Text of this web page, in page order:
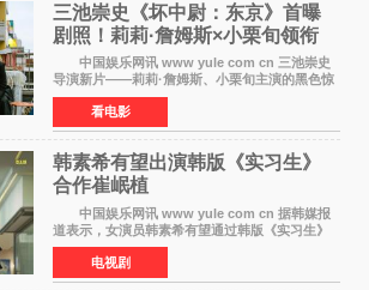
三池崇史《坏中尉：东京》首曝
剧照！莉莉·詹姆斯×小栗旬领衔
黑色惊悚再升级
中国娱乐网讯 www yule com cn 三池崇史
导演新片——莉莉·詹姆斯、小栗旬主演的黑色惊
悚电影《坏中尉：东京》首曝剧照。继阿贝尔·费
拉拉&times;哈威·凯特尔的1992年《坏中尉》和
沃纳·赫
看电影
韩素希有望出演韩版《实习生》
合作崔岷植
中国娱乐网讯 www yule com cn 据韩媒报
道表示，女演员韩素希有望通过韩版《实习生》
回归荧幕，合作前辈演员崔岷植。 根据消息
表示，演员韩素希目前已经结束了电视剧《Y计
划》的拍摄工
电视剧